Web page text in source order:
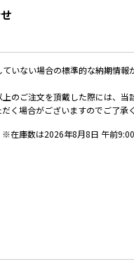
いない場合の標準的な納期情報
のご注文を頂戴した際には、当
く場合がございますのでご了承
※在庫数は2026年8月8日 午前9:00